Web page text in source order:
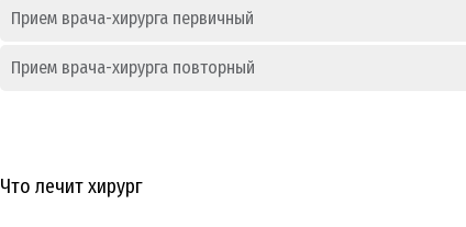
Прием врача-хирурга первичный
Прием врача-хирурга повторный
Что лечит хирург